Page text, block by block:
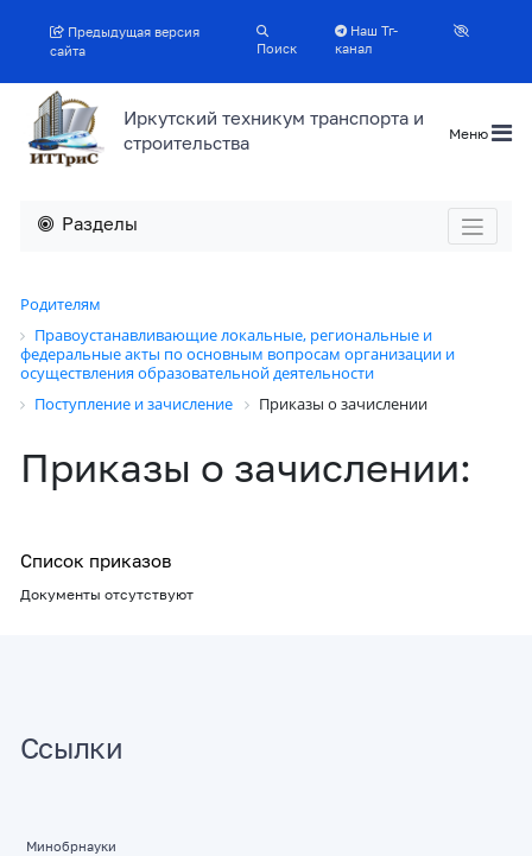
Предыдущая версия
сайта
Поиск
Наш Тг-
канал
Иркутский техникум транспорта и
строительства
Меню
Разделы
Родителям
Правоустанавливающие локальные, региональные и
федеральные акты по основным вопросам организации и
осуществления образовательной деятельности
Поступление и зачисление
Приказы о зачислении
Приказы о зачислении:
Список приказов
Документы отсутствуют
Ссылки
Минобрнауки